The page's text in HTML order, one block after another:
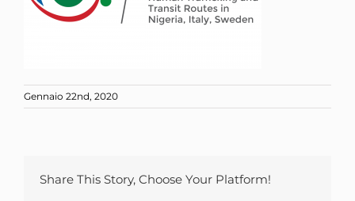
Gennaio 22nd, 2020
Share This Story, Choose Your Platform!